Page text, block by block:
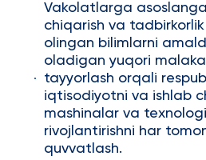
Vakolatlarga
chiqarish va
olingan bilimlarni
oladigan yuqori
tayyorlash orqali
iqtisodiyotni va ishlab
mashinalar va
rivojlantirishni har
quvvatlash.